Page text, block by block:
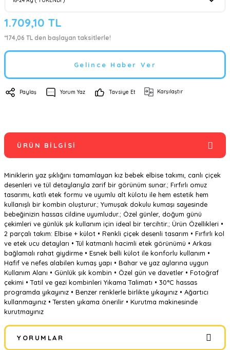
1.709,10 TL
*174,06 TL den başlayan taksitlerle!
Gelince Haber Ver
Paylaş Yorum Yaz Tavsiye Et Karşılaştır
ÜRÜN BILGISI
Miniklerin yaz şıklığını tamamlayan kız bebek elbise takımı, canlı çiçek
desenleri ve tül detaylarıyla zarif bir görünüm sunar.; Fırfırlı omuz
tasarımı, katlı etek formu ve uyumlu alt külotu ile hem estetik hem
kullanışlı bir kombin oluşturur.; Yumuşak dokulu kumaşı sayesinde
bebeğinizin hassas cildine uyumludur.; Özel günler, doğum günü
çekimleri ve günlük şık kullanım için ideal bir tercihtir.; Ürün Özellikleri •
2 parçalı takım: Elbise + külot • Renkli çiçek desenli tasarım • Fırfırlı kol
ve etek ucu detayları • Tül katmanlı hacimli etek görünümü • Arkası
bağlamalı rahat giydirme • Esnek belli külot ile konforlu kullanım •
Hafif ve nefes alabilen kumaş yapı • Bahar ve yaz aylarına uygun
Kullanım Alanı • Günlük şık kombin • Özel gün ve davetler • Fotoğraf
çekimi • Tatil ve gezi kombinleri Yıkama Talimatı • 30°C hassas
programda yıkayınız • Benzer renklerle birlikte yıkayınız • Ağartıcı
kullanmayınız • Tersten yıkama önerilir • Kurutma makinesinde
kurutmayınız
YORUMLAR